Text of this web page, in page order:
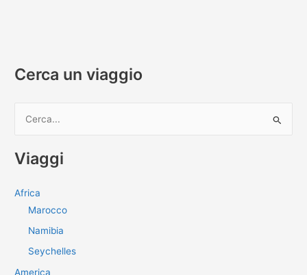
Cerca un viaggio
c
Viaggi
Africa
Marocco
Namibia
Seychelles
America